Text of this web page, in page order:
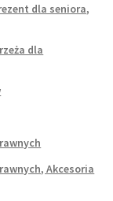
dla seniora,
dla
Akcesoria